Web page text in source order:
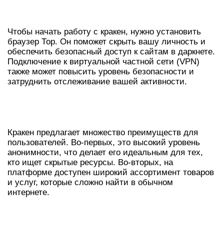
Чтобы начать работу с кракен, нужно установить
браузер Тор. Он поможет скрыть вашу личность и
обеспечить безопасный доступ к сайтам в даркнете.
Подключение к виртуальной частной сети (VPN)
также может повысить уровень безопасности и
затруднить отслеживание вашей активности.
Кракен предлагает множество преимуществ для
пользователей. Во-первых, это высокий уровень
анонимности, что делает его идеальным для тех,
кто ищет скрытые ресурсы. Во-вторых, на
платформе доступен широкий ассортимент товаров
и услуг, которые сложно найти в обычном
интернете.